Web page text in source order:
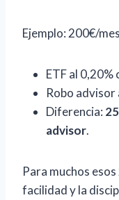
Ejemplo: 200€/
ETF al
Robo advisor
Diferencia:
advisor.
Para muchos
facilidad y la